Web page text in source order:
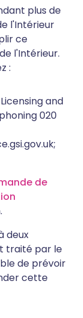
plus de
l'Intérieur
ce
l'Intérieur.
:
and
020
de
deux
traité par le
de prévoir
cette